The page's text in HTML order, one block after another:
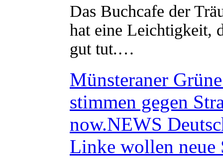
Das Buchcafe der
hat eine Leichtigkeit,
gut tut.…
Münsteraner
stimmen gegen
now.NEWS
Linke wollen neue